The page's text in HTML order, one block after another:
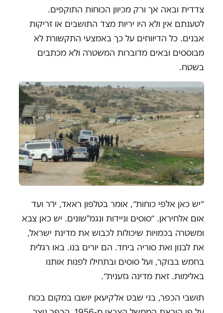
צדדית ובאה אך ורק מכיוון הכוחות התוקפים.
לטענתם אין ולא היו יריות מצד התושבים או זריקות
אבנים. כל הדיווחים על כך באמצעי התקשורת לא
מבוססים ובאים מדוברות המשטרה ולא מכתבים
בשטח.
״יש כאן אלפי כוחות״, אומר בטלפון ראאד, יו״ר ועד
אום אלחיראן. ״סוסים וניידות ונגמ"שונים. יש כאן צבא
ומשטרה בכמויות שיכולות לכבוש את מדינת ישראל,
את לבנון ואת סוריה ביחד. הם יורים בנו. באו רגלית
בחמש בבוקר, ועל סוסים ובתחילו לפנות אותנו
באלימות. זאת מדינה גזענית״.
תושבי הכפר, בני שבט אלקיעאן יושבו במקום בכוח